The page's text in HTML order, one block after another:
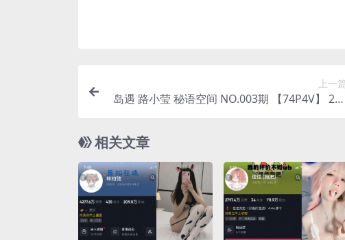
上一
岛遇 路小莹 秘语空间 NO.003期 【74P4V】 202
相关文章